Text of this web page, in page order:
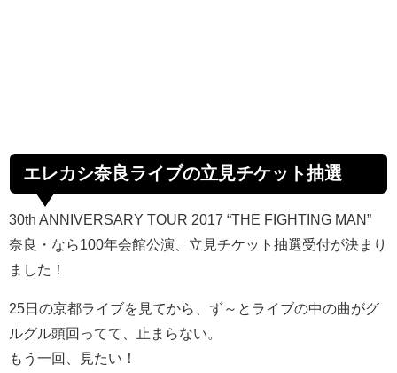
エレカシ奈良ライブの立見チケット抽選
30th ANNIVERSARY TOUR 2017 “THE FIGHTING MAN”
奈良・なら100年会館公演、立見チケット抽選受付が決まり
ました！
25日の京都ライブを見てから、ず～とライブの中の曲がグ
ルグル頭回ってて、止まらない。
もう一回、見たい！